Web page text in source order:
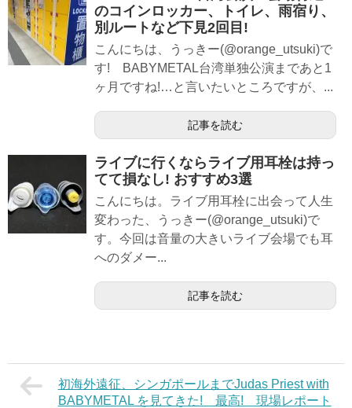
のコインロッカー、トイレ、雨宿り、
別ルートなど下見2回目!
こんにちは、うっきー(@orange_utsuki)で
す! BABYMETAL台湾単独公演まであと1
ヶ月ですね!…と言いたいところですが、...
記事を読む
ライブに行くならライブ用耳栓は持っ
てて損なし! おすすめ3選
こんにちは。ライブ用耳栓に出会って人生
変わった、うっきー(@orange_utsuki)で
す。今回は音量の大きいライブ会場でも耳
へのダメー...
記事を読む
初海外遠征、シンガポールまでJudas Priest with
BABYMETAL を見てきた! 最高! 現場レポート